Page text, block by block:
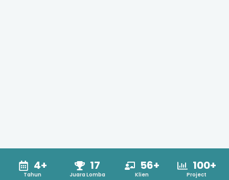
4+
Tahun
17
Juara Lomba
56+
Klien
100+
Project